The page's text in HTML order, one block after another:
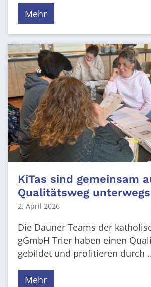
Mehr
KiTas sind gemeinsam
Qualitätsweg unterwegs
2. April 2026
Die Dauner Teams der
gGmbH Trier haben einen
gebildet und profitieren durch
Mehr